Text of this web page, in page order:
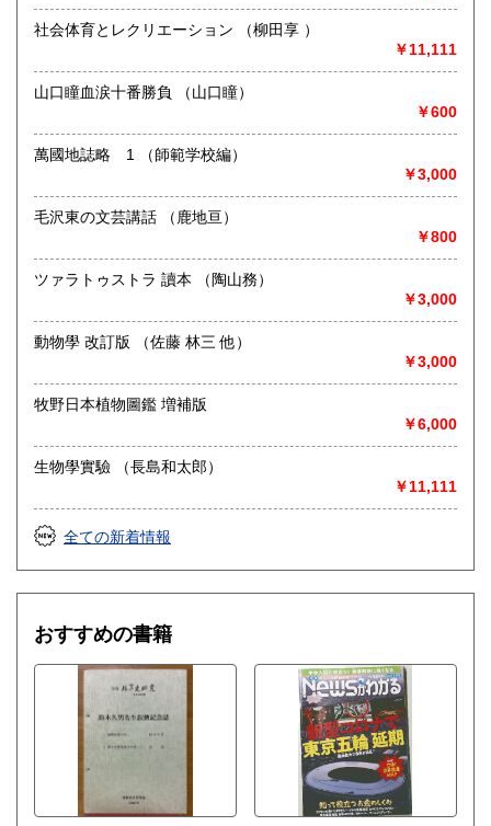
EP、カセット、ポスター、おもちゃ、グッズ、パンフレット
などマニアックなものを中心に高価買取
ンタイア・和本・漢籍・戦争㊙︎資料・書道具・茶道具・戦前
絵はがき・鳥瞰図・古地図・浮世絵・軸・拓本・印譜・エロ
グロ】など古いものの中には希少価値の高いものも多数ござ
いますので価値がないと処分される前に是非 ｢古本倶楽部｣ま
沿線名：-
営業時間：-
定休日：-
書籍の買取について
○出張買取は通常、東海圏のみ
※お売り頂ける本の量や質が見込める場合は関東〜近畿エリ
ア要相談
例
【大学の研究室の整理】
【遺品整理で古い紙モノや道具など価値の有無が分からない
ものがある】
【神社仏閣、蔵の整理、中国古典籍など査定にかなりの専門
知識を要する】
場合などお気軽にご相談ください。
-------------------------------------------
買取専用ダイヤル
050-3698-2626
◎宅配買取◎
○買取金額の概算が知りたい方は、事前査定のサービスもぜひ
ご活用下さい。
社会体育とレクリエーション （柳田享 ）
￥11,111
山口瞳血涙十番勝負 （山口瞳）
￥600
萬國地誌略 1 （師範学校編）
￥3,000
毛沢東の文芸講話 （鹿地亘）
￥800
ツァラトゥストラ 讀本 （陶山務）
￥3,000
動物學 改訂版 （佐藤 林三 他）
￥3,000
牧野日本植物圖鑑 増補版
￥6,000
生物學實驗 （長島和太郎）
￥11,111
全ての新着情報
おすすめの書籍